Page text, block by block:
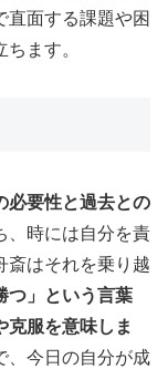
直面する課題や困
ます。
必要性と過去との
、時には自分を責
斎はそれを乗り越
つ」という言葉
克服を意味しま
、今日の自分が成